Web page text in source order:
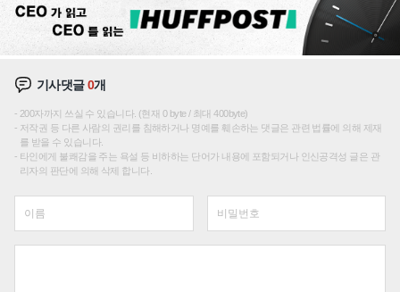
기사댓글0개
200자까지 쓰실 수 있습니다. (현재 0 byte / 최대 400byte)
저작권 등 다른 사람의 권리를 침해하거나 명예를 훼손하는 댓글은 관련 법률에 의해 제재
를 받을 수 있습니다.
타인에게 불쾌감을 주는 욕설 등 비하하는 단어가 내용에 포함되거나 인신공격성 글은 관
리자의 판단에 의해 삭제 합니다.